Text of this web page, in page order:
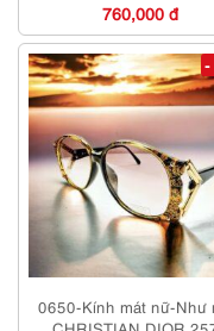
760,000 đ
-
0650-Kính mát nữ-Như